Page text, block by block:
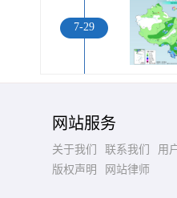
台风“白海豚”逼近 游客从
南麂岛撤离上岸
7-29
网站服务
关于我们 联系我们
用
版权声明
网站律师